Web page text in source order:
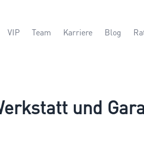
VIP Team Karriere Blog
und